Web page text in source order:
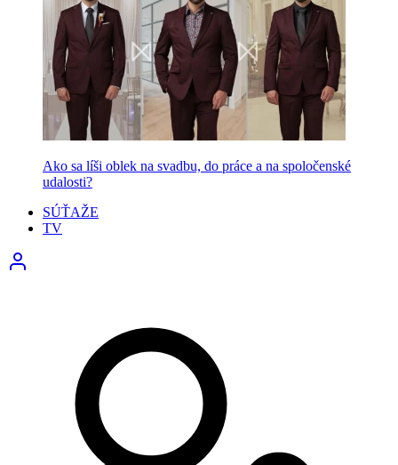
Ako sa líši oblek na svadbu, do práce a na spoločenské
udalosti?
SÚŤAŽE
TV